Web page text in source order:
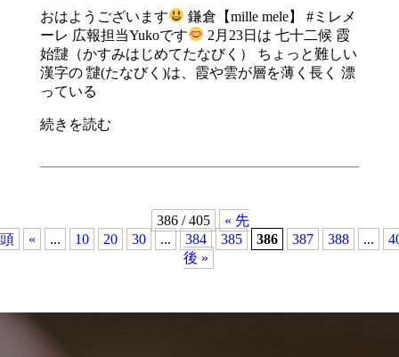
おはようございます
鎌倉【mille mele】 #ミレメ
ーレ 広報担当Yukoです
2月23日は 七十二候 霞
始靆（かすみはじめてたなびく） ちょっと難しい
漢字の 靆(たなびく)は、霞や雲が層を薄く長く 漂
っている
続きを読む
386 / 405
« 先
頭
« ... 10 20 30 ... 384 385 386 387 388 ...
後 »